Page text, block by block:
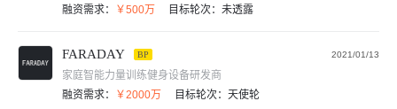
融资需求：
￥500万 目标轮次： 未透露
FARADAY BP 2021/01/13
家庭智能力量训练健身设备研发商
融资需求：
￥2000万 目标轮次： 天使轮